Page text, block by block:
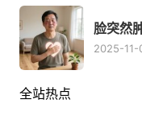
脸突然
2025-11-
全站热点